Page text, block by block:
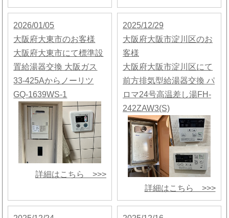
2026/01/05
大阪府大東市のお客様
大阪府大東市にて標準設
置給湯器交換 大阪ガス
33-425Aからノーリツ
GQ-1639WS-1
詳細はこちら >>>
2025/12/29
大阪府大阪市淀川区のお
客様
大阪府大阪市淀川区にて
前方排気型給湯器交換 パ
ロマ24号高温差し湯FH-
242ZAW3(S)
詳細はこちら >>>